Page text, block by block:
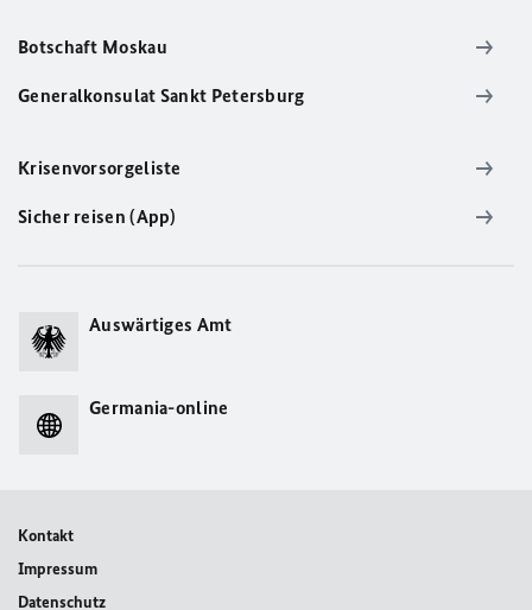
Botschaft Moskau
Generalkonsulat Sankt Petersburg
Krisenvorsorgeliste
Sicher reisen (App)
Auswärtiges Amt
Germania-online
Kontakt
Impressum
Datenschutz